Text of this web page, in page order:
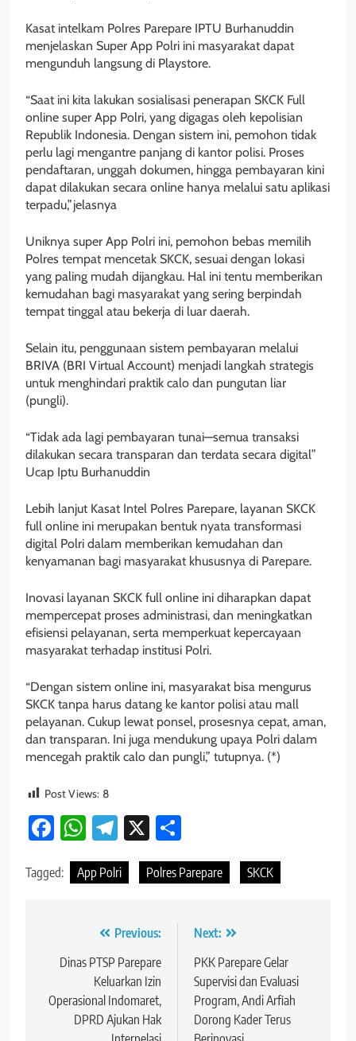
Kasat intelkam Polres Parepare IPTU Burhanuddin
menjelaskan Super App Polri ini masyarakat dapat
mengunduh langsung di Playstore.
“Saat ini kita lakukan sosialisasi penerapan SKCK Full
online super App Polri, yang digagas oleh kepolisian
Republik Indonesia. Dengan sistem ini, pemohon tidak
perlu lagi mengantre panjang di kantor polisi. Proses
pendaftaran, unggah dokumen, hingga pembayaran kini
dapat dilakukan secara online hanya melalui satu aplikasi
terpadu,”jelasnya
Uniknya super App Polri ini, pemohon bebas memilih
Polres tempat mencetak SKCK, sesuai dengan lokasi
yang paling mudah dijangkau. Hal ini tentu memberikan
kemudahan bagi masyarakat yang sering berpindah
tempat tinggal atau bekerja di luar daerah.
Selain itu, penggunaan sistem pembayaran melalui
BRIVA (BRI Virtual Account) menjadi langkah strategis
untuk menghindari praktik calo dan pungutan liar
(pungli).
“Tidak ada lagi pembayaran tunai—semua transaksi
dilakukan secara transparan dan terdata secara digital”
Ucap Iptu Burhanuddin
Lebih lanjut Kasat Intel Polres Parepare, layanan SKCK
full online ini merupakan bentuk nyata transformasi
digital Polri dalam memberikan kemudahan dan
kenyamanan bagi masyarakat khususnya di Parepare.
Inovasi layanan SKCK full online ini diharapkan dapat
mempercepat proses administrasi, dan meningkatkan
efisiensi pelayanan, serta memperkuat kepercayaan
masyarakat terhadap institusi Polri.
“Dengan sistem online ini, masyarakat bisa mengurus
SKCK tanpa harus datang ke kantor polisi atau mall
pelayanan. Cukup lewat ponsel, prosesnya cepat, aman,
dan transparan. Ini juga mendukung upaya Polri dalam
mencegah praktik calo dan pungli,” tutupnya. (*)
Post Views: 8
Facebook
WhatsApp
Telegram
X
Tagged: App Polri Polres Parepare SKCK
Navigasi
pos
Previous:
Dinas PTSP Parepare
Keluarkan Izin
Operasional Indomaret,
DPRD Ajukan Hak
Next:
PKK Parepare Gelar
Supervisi dan Evaluasi
Program, Andi Arfiah
Dorong Kader Terus